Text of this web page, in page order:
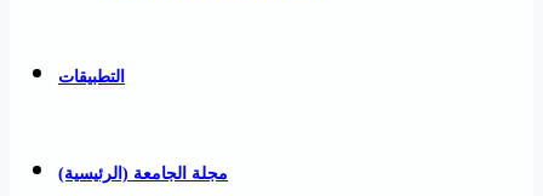
التطبيقات
مجلة الجامعة (الرئيسية)